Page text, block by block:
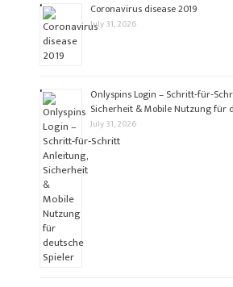
Coronavirus disease 2019
July 31, 2026
Onlyspins Login –
Sicherheit & Mobile Nutzung für
July 31, 2026